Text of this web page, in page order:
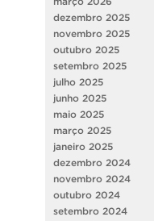
dezembro 2025
novembro 2025
outubro 2025
setembro 2025
julho 2025
junho 2025
maio 2025
março 2025
janeiro 2025
dezembro 2024
novembro 2024
outubro 2024
setembro 2024